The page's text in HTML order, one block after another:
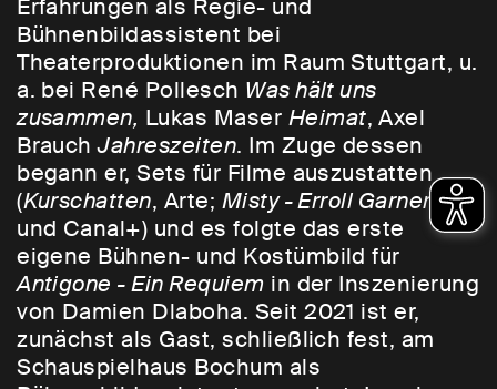
Erfahrungen als Regie- und
Bühnenbildassistent bei
Theaterproduktionen im Raum Stuttgart, u.
a. bei René Pollesch Was hält uns
zusammen, Lukas Maser Heimat, Axel
BrauchJahreszeiten. Im Zuge dessen
begann er, Sets für Filme auszustatten
(Kurschatten, Arte; Misty - Erroll Garner, SF1
und Canal+) und es folgte das erste
eigene Bühnen- und Kostümbild für
Antigone - Ein Requiem in der Inszenierung
von Damien Dlaboha. Seit 2021 ist er,
zunächst als Gast, schließlich fest, am
Schauspielhaus Bochum als